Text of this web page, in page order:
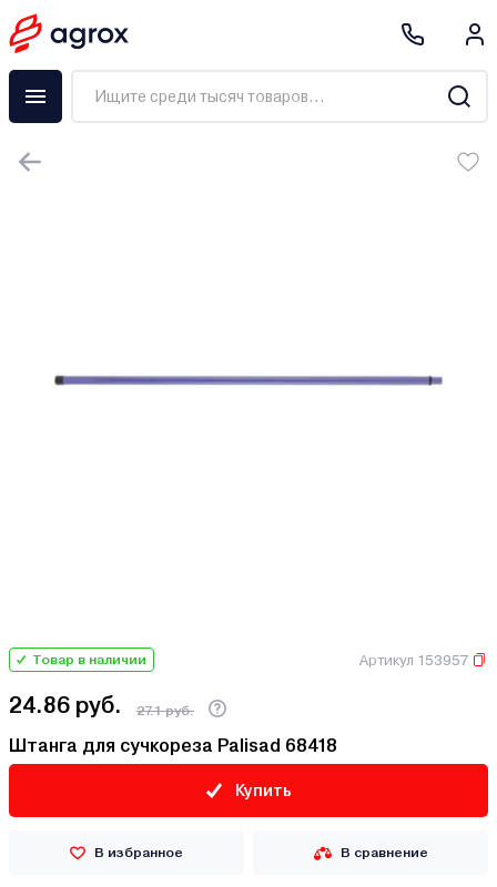
Товар в наличии Артикул 153957
24.86 руб. 27.1 руб.
Штанга для сучкореза Palisad 68418
Купить
В избранное В сравнение